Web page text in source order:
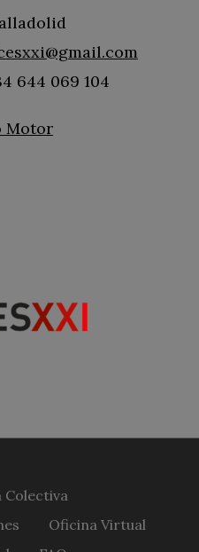
644 069 104
Motor
Colectiva
Oficina Virtual